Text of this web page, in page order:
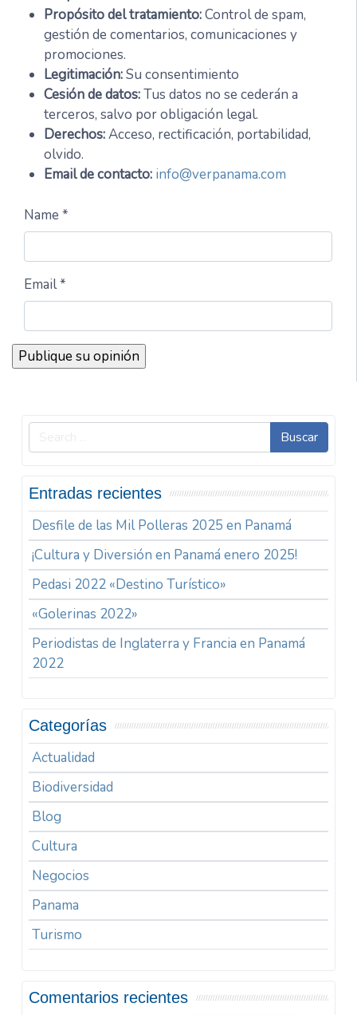
Propósito del tratamiento:Control de spam,
gestión de comentarios, comunicaciones y
promociones.
Legitimación:Su consentimiento
Cesión de datos:Tus datos no se cederán a
terceros, salvo por obligación legal.
Derechos:Acceso, rectificación, portabilidad,
olvido.
Email de contacto: info@verpanama.com
Name *
Email *
Buscar
Entradas recientes
Desfile de las Mil Polleras 2025 en Panamá
¡Cultura y Diversión en Panamá enero 2025!
Pedasi 2022 «Destino Turístico»
«Golerinas 2022»
Periodistas de Inglaterra y Francia en Panamá
2022
Categorías
Actualidad
Biodiversidad
Blog
Cultura
Negocios
Panama
Turismo
Comentarios recientes